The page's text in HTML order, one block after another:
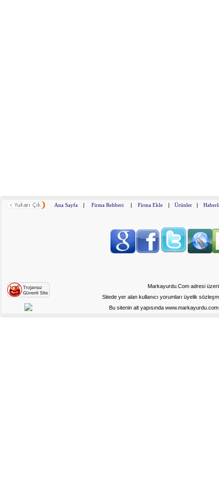
Ana Sayfa | Firma Rehberi | Firma Ekle | Ürünler |
Markayurdu.Com adresi
Sitede yer alan kullanıcı yorumları üyelik
Bu sitenin alt yapısında www.markayurdu.com